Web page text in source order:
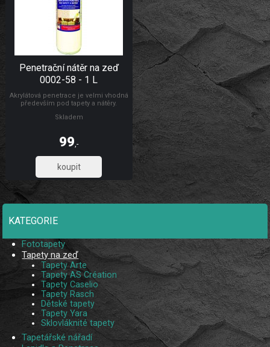
Penetrační nátěr na zeď
0002-58 - 1 L
Akrylátová penetrace je velmi vhodná
především pod tapety a nátěry.
akrylátového kopolymeru.
Skladem
99,-
81,82
KATEGORIE
Fototapety
Tapety na zeď
Tapety Arte
Tapety AS Création
Tapety Caselio
Tapety Rasch
Dětské tapety
Tapety Yara
Sklovláknité tapety
Tapetářské nářadí